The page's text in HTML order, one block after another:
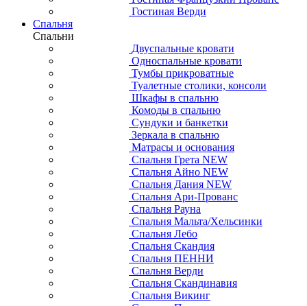
Гостиная Верди
Спальня
Спальни
Двуспальные кровати
Односпальные кровати
Тумбы прикроватные
Туалетные столики, консоли
Шкафы в спальню
Комоды в спальню
Сундуки и банкетки
Зеркала в спальню
Матрасы и основания
Спальня Грета NEW
Спальня Айно NEW
Спальня Дания NEW
Спальня Ари-Прованс
Спальня Рауна
Спальня Мальта/Хельсинки
Спальня Лебо
Спальня Скандия
Спальня ПЕННИ
Спальня Верди
Спальня Скандинавия
Спальня Викинг